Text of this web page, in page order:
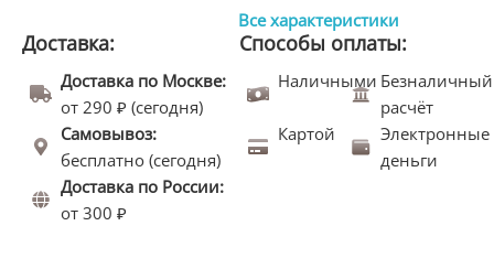
Все характеристики
Доставка:
Доставка по Москве:
от 290 ₽ (сегодня)
Самовывоз:
бесплатно (сегодня)
Доставка по России:
от 300 ₽
Способы оплаты:
Наличными Безналичный
расчёт
Картой
Электронные
деньги